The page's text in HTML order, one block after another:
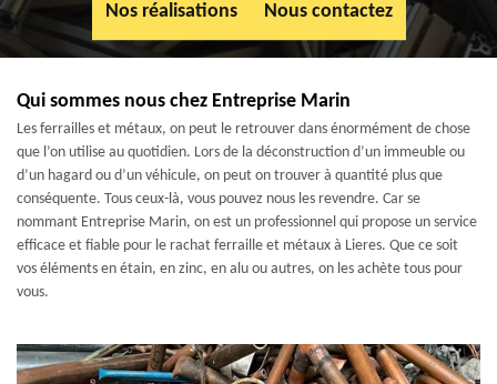
Nos réalisations Nous contactez
Qui sommes nous chez Entreprise Marin
Les ferrailles et métaux, on peut le retrouver dans énormément de chose
que l’on utilise au quotidien. Lors de la déconstruction d’un immeuble ou
d’un hagard ou d’un véhicule, on peut on trouver à quantité plus que
conséquente. Tous ceux-là, vous pouvez nous les revendre. Car se
nommant Entreprise Marin, on est un professionnel qui propose un service
efficace et fiable pour le rachat ferraille et métaux à Lieres. Que ce soit
vos éléments en étain, en zinc, en alu ou autres, on les achète tous pour
vous.